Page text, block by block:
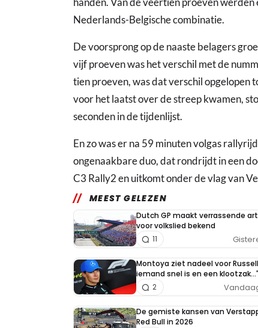
Nederlands-Belgische combinatie.
De voorsprong op de naaste belagers
vijf proeven was het verschil met de
tien proeven, was dat verschil opgelopen
voor het laatst over de streep kwamen,
seconden in de tijdenlijst.
En zo was er na 59 minuten volgas
ongenaakbare duo, dat rondrijdt in een
C3 Rally2 en uitkomt onder de vlag van
MEEST GELEZEN
Dutch GP maakt verrassende
voor volkslied bekend
11
Montoya ziet nadeel voor
iemand snel is en een klootzak..."
2
De gemiste kansen van
Red Bull in 2026